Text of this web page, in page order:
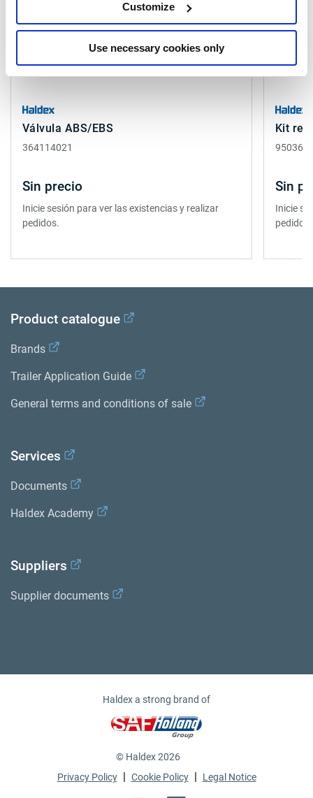
Customize
Use necessary cookies only
Válvula ABS/EBS
364114021
Sin precio
Inicie sesión para ver las existencias y realizar
pedidos.
Kit
Sin
Inicie
pedidos.
Product catalogue
Brands
Trailer Application Guide
General terms and conditions of sale
Services
Documents
Haldex Academy
Suppliers
Supplier documents
Haldex a strong brand of
© Haldex 2026
Privacy Policy | Cookie Policy | Legal Notice